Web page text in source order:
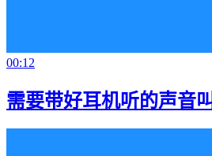
00:12
需要带好耳机听的声音